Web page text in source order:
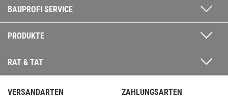
BAUPROFI SERVICE
PRODUKTE
RAT & TAT
VERSANDARTEN ZAHLUNGSARTEN